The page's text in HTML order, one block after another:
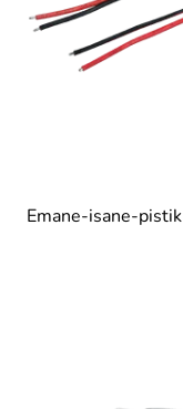
Emane-isane-pistik